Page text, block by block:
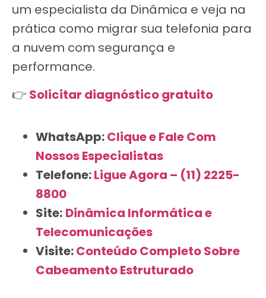
um especialista da Dinâmica e veja na
prática como migrar sua telefonia para
a nuvem com segurança e
performance.
👉 Solicitar diagnóstico gratuito
WhatsApp:Clique e Fale Com
Nossos Especialistas
Telefone:Ligue Agora – (11) 2225-
8800
Site: Dinâmica Informática e
Telecomunicações
Visite:Conteúdo Completo Sobre
Cabeamento Estruturado